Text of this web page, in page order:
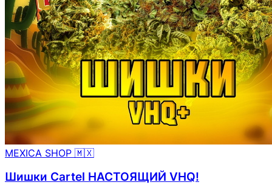
MEXICA SHOP 🇲🇽
Шишки Cartel НАСТОЯЩИЙ VHQ!